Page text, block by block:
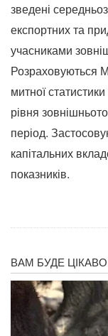
зведені
експортних та
учасниками
Розраховуються
митної
рівня
період.
капітальних
показників.